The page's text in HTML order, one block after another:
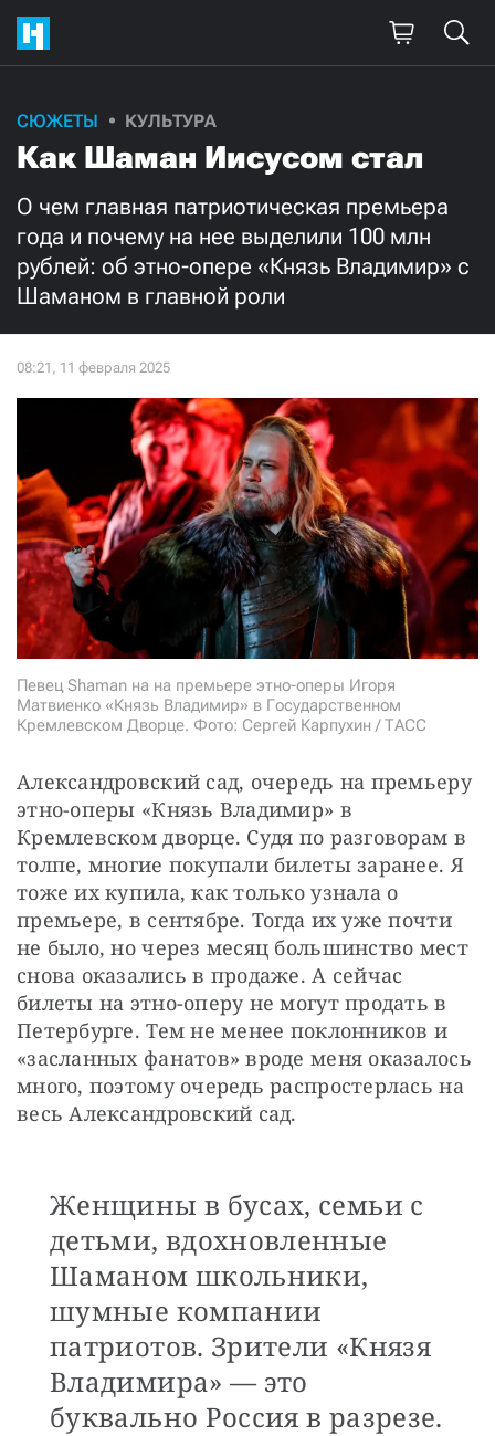
СЮЖЕТЫ КУЛЬТУРА
Как Шаман Иисусом стал
О чем главная патриотическая премьера
года и почему на нее выделили 100 млн
рублей: об этно-опере «Князь Владимир» с
Шаманом в главной роли
Певец Shaman на на премьере этно-оперы Игоря
Матвиенко «Князь Владимир» в Государственном
Кремлевском Дворце. Фото: Сергей Карпухин / ТАСС
Александровский сад, очередь на премьеру
этно-оперы «Князь Владимир» в
Кремлевском дворце. Судя по разговорам в
толпе, многие покупали билеты заранее. Я
тоже их купила, как только узнала о
премьере, в сентябре. Тогда их уже почти
не было, но через месяц большинство мест
снова оказались в продаже. А сейчас
билеты на этно-оперу не могут продать в
Петербурге. Тем не менее поклонников и
«засланных фанатов» вроде меня оказалось
много, поэтому очередь распростерлась на
весь Александровский сад.
Женщины в бусах, семьи с
детьми, вдохновленные
Шаманом школьники,
шумные компании
патриотов. Зрители «Князя
Владимира» — это
буквально Россия в разрезе.
Поддержите
нашу работу!
Ежемесячно Разово
3000 1000
Нажимая кнопку «Стать соучастником»,
я принимаю
условия и подтверждаю свое гражданство РФ
СТАТЬ СОУЧАСТНИКОМ
ПОДЕЛИТЬСЯ С ДРУЗЬЯМИ
Если у вас есть вопросы, пишите donate@novayagazeta.ruили
звоните:
+7 (929) 612-03-68